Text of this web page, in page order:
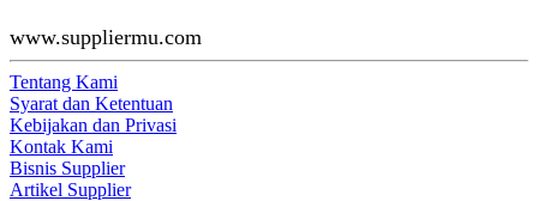
www.suppliermu.com
Tentang Kami
Syarat dan Ketentuan
Kebijakan dan Privasi
Kontak Kami
Bisnis Supplier
Artikel Supplier